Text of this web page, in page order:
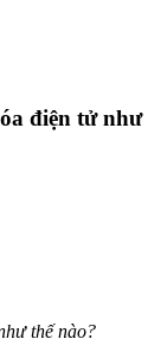
điện tử như
thế nào?